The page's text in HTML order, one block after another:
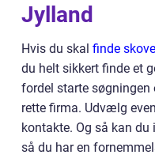
Jylland
Hvis du skal finde
du helt sikkert finde et
fordel starte søgningen
rette firma. Udvælg
kontakte. Og så kan
så du har en